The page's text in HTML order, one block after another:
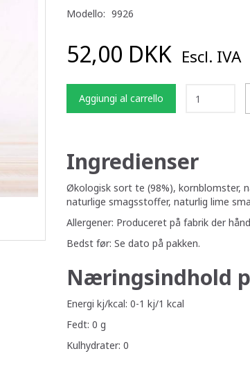
Modello: 9926
52,00 DKK Escl. IVA
Aggiungi al carrello
Ingredienser
Økologisk sort te (98%), kornblomster,
naturlige smagsstoffer, naturlig lime
Allergener: Produceret på fabrik der
Bedst før: Se dato på pakken.
Næringsindhold
Energi kj/kcal: 0-1 kj/1 kcal
Fedt: 0 g
Kulhydrater: 0